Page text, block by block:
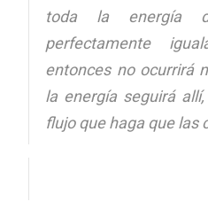
toda la energía
perfectamente
entonces no ocurrirá
la energía seguirá
flujo que haga que las